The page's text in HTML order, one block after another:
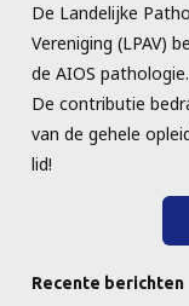
De Landelijke
Vereniging (LPAV)
de AIOS pathologie.
De contributie
van de gehele
lid!
Recente berichten